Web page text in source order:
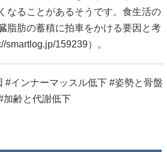
なることがあるそうです。食生活の
脂肪の蓄積に拍車をかける要因と考
smartlog.jp/159239）。
#インナーマッスル低下 #姿勢と骨盤
加齢と代謝低下